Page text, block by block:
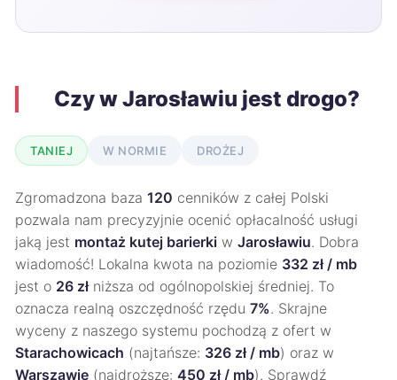
Czy w Jarosławiu jest drogo?
TANIEJ W NORMIE DROŻEJ
Zgromadzona baza 120 cenników z całej Polski
pozwala nam precyzyjnie ocenić opłacalność usługi
jaką jest montaż kutej barierki w Jarosławiu. Dobra
wiadomość! Lokalna kwota na poziomie 332 zł / mb
jest o 26 złniższa od ogólnopolskiej średniej. To
oznacza realną oszczędność rzędu 7%. Skrajne
wyceny z naszego systemu pochodzą z ofert w
Starachowicach (najtańsze: 326 zł / mb) oraz w
Warszawie (najdroższe: 450 zł / mb). Sprawdź